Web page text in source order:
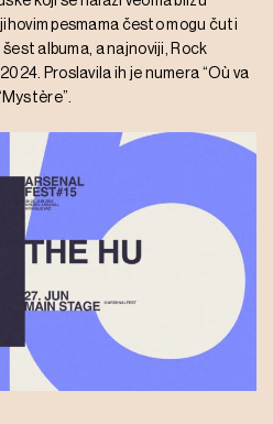
pesmama često mogu čuti
albuma, a najnoviji, Rock
Proslavila ih je numera “Où va